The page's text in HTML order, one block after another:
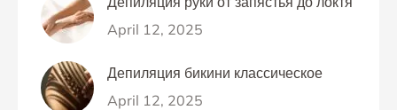
April 12, 2025
Депиляция бикини классическое
April 12, 2025